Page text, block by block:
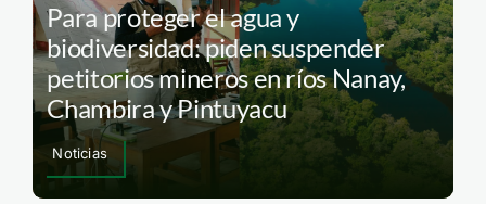
Para proteger el agua y
biodiversidad: piden suspender
petitorios mineros en ríos Nanay,
Chambira y Pintuyacu
Noticias